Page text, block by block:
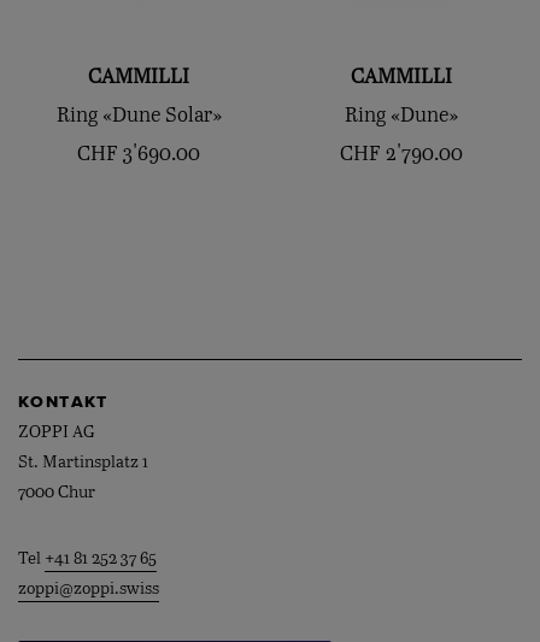
CAMMILLI
Ring «Dune Solar»
CHF 3'690.00
CAMMILLI
Ring «Dune»
CHF 2'790.00
KONTAKT
ZOPPI AG
St. Martinsplatz 1
7000 Chur
Tel +41 81 252 37 65
zoppi@zoppi.swiss